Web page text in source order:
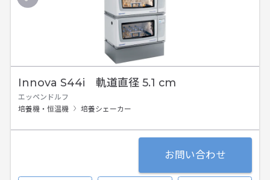
Innova S44i 軌道直径 5.1 cm
エッペンドルフ
培養機・恒温機
培養シェーカー
お問い合わせ